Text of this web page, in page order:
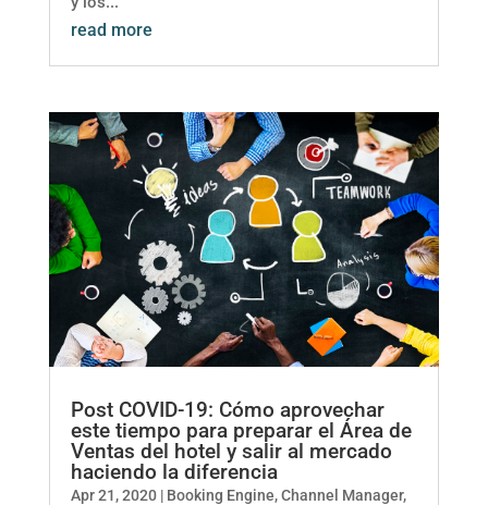
read more
Post COVID-19: Cómo aprovechar
este tiempo para preparar el Área de
Ventas del hotel y salir al mercado
haciendo la diferencia
Apr 21, 2020| Booking Engine,Channel Manager,